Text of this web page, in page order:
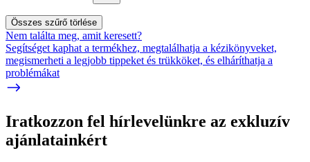
Összes szűrő törlése
Nem találta meg, amit keresett?
Segítséget kaphat a termékhez, megtalálhatja a kézikönyveket,
megismerheti a legjobb tippeket és trükköket, és elháríthatja a
problémákat
Iratkozzon fel hírlevelünkre az exkluzív
ajánlatainkért​